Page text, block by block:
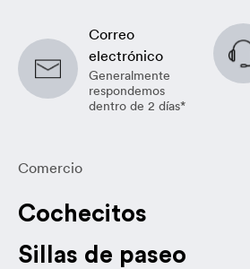
Correo
electrónico
Generalmente
respondemos
dentro de 2 días*
Comercio
Cochecitos
Sillas de paseo